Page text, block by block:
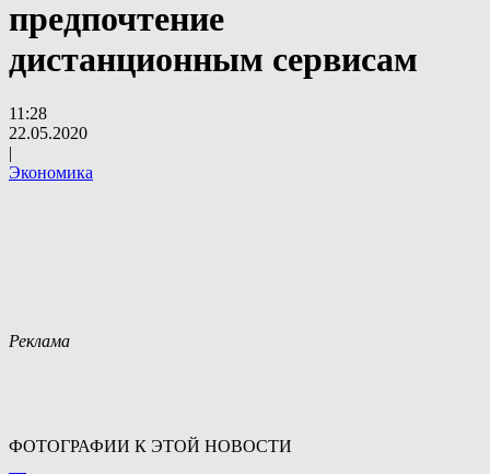
предпочтение
дистанционным сервисам
11:28
22.05.2020
|
Экономика
Реклама
ФОТОГРАФИИ К ЭТОЙ НОВОСТИ